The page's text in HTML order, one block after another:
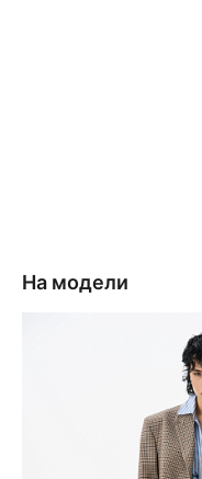
На модели